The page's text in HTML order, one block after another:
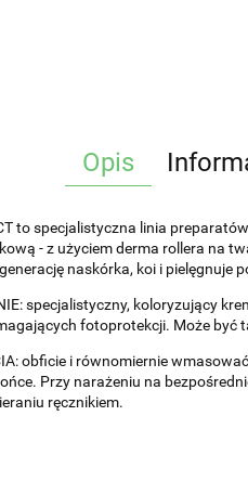
Opis
to specjalistyczna linia
- z użyciem derma rollera na
naskórka, koi i pielęgnuje
specjalistyczny, koloryzujący
fotoprotekcji. Może być
obficie i równomiernie
Przy narażeniu na
ręcznikiem.